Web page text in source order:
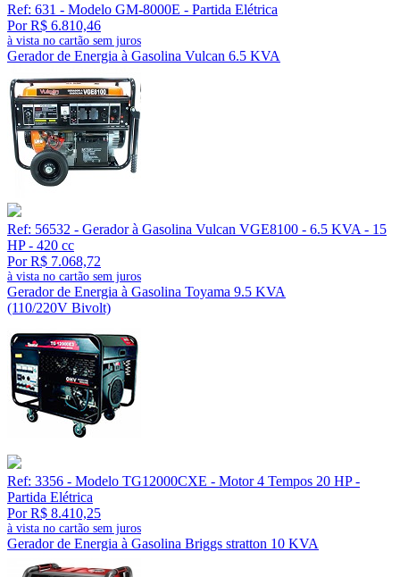
Ref: 631 - Modelo GM-8000E - Partida Elétrica
Por R$ 6.810,46
à vista no cartão sem juros
Gerador de Energia à Gasolina Vulcan 6.5 KVA
Ref: 56532 - Gerador à Gasolina Vulcan VGE8100 - 6.5 KVA - 15
HP - 420 cc
Por R$ 7.068,72
à vista no cartão sem juros
Gerador de Energia à Gasolina Toyama 9.5 KVA
(110/220V Bivolt)
Ref: 3356 - Modelo TG12000CXE - Motor 4 Tempos 20 HP -
Partida Elétrica
Por R$ 8.410,25
à vista no cartão sem juros
Gerador de Energia à Gasolina Briggs stratton 10 KVA